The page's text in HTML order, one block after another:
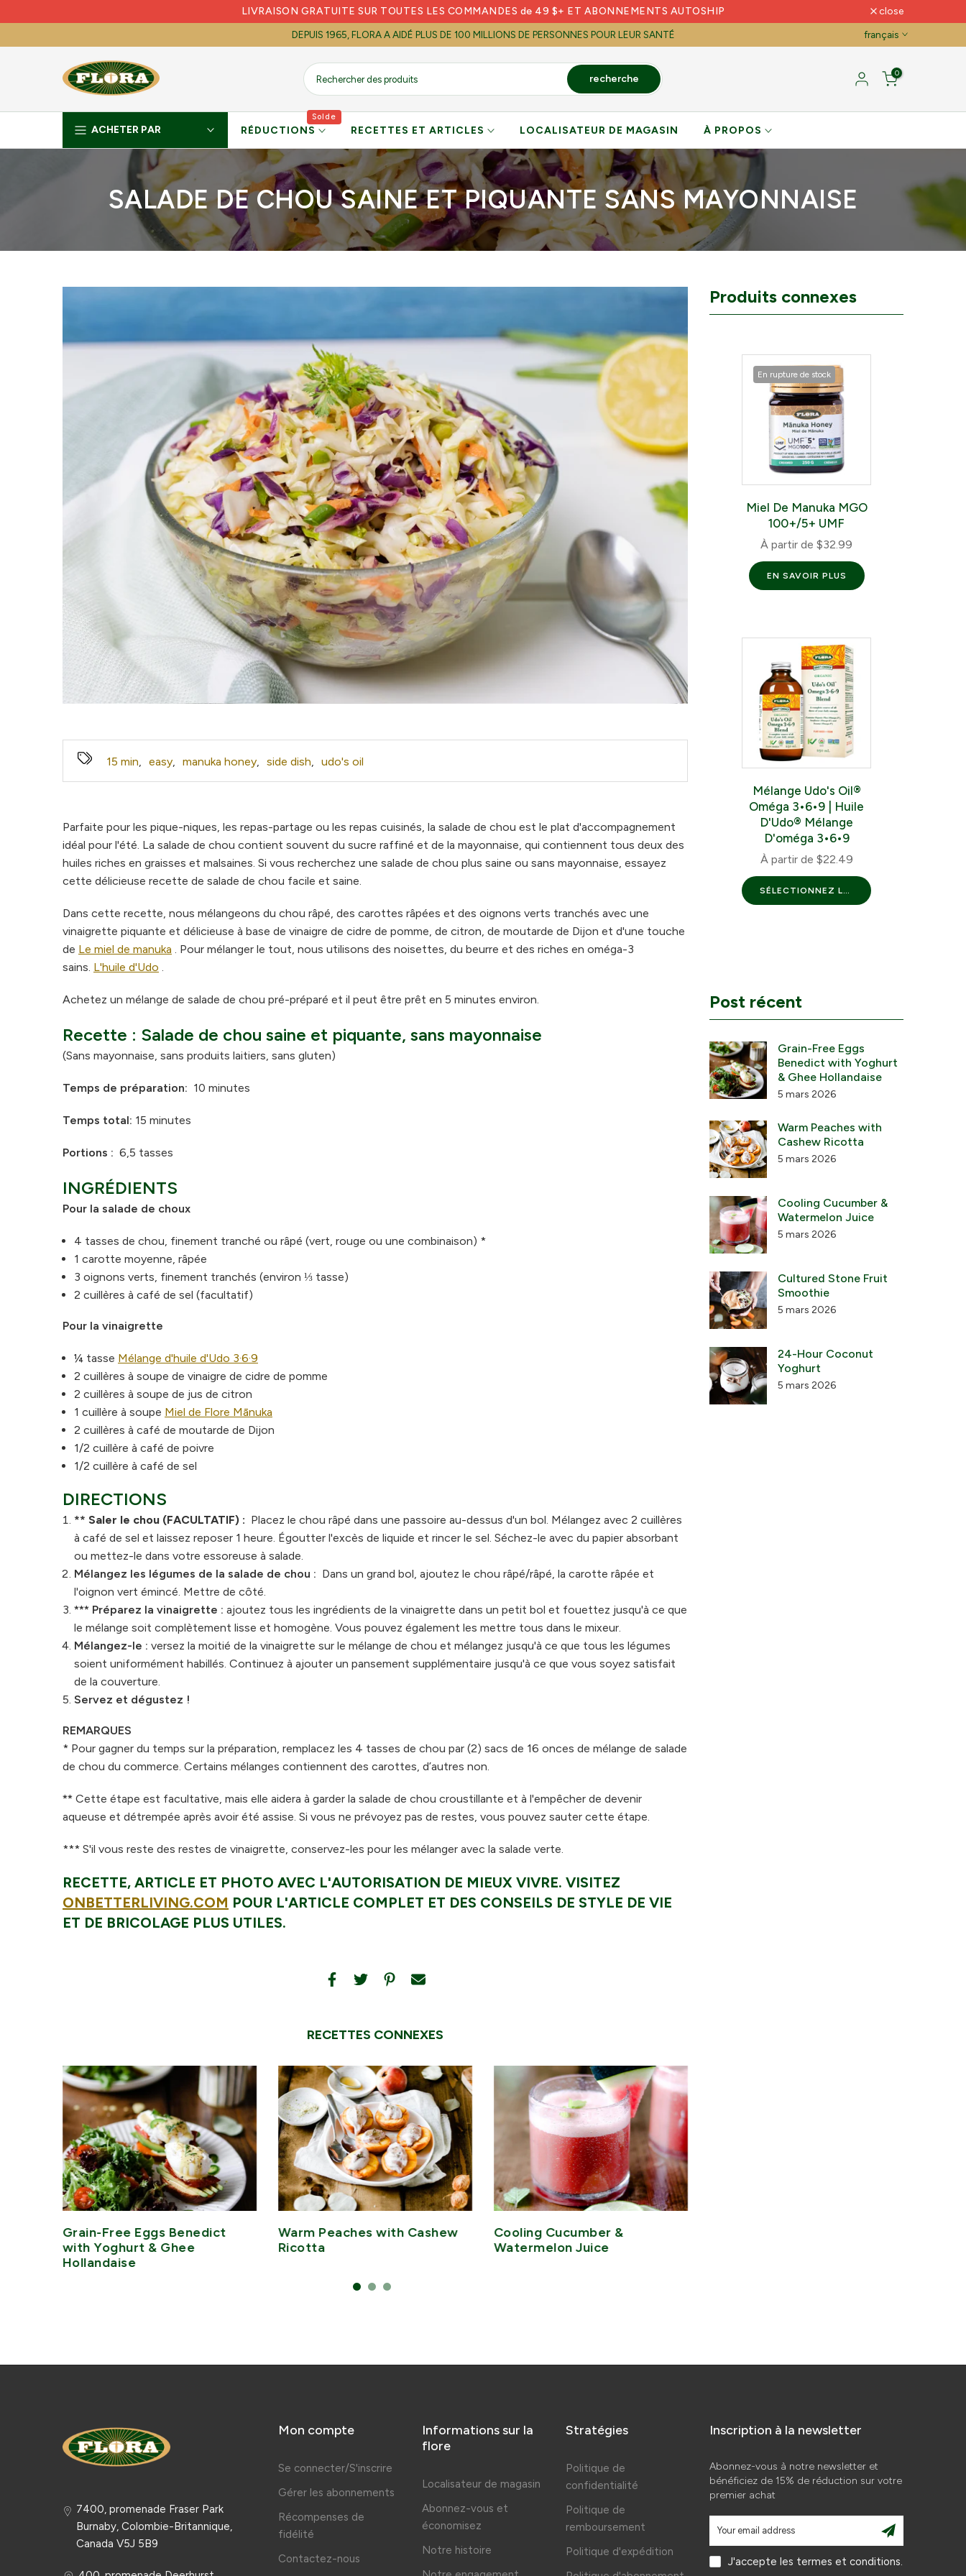
content
LIVRAISON GRATUITE SUR TOUTES LES COMMANDES de 49 $+ ET ABONNEMENTS AUTOSHIP close
DEPUIS 1965, FLORA A AIDÉ PLUS DE 100 MILLIONS DE PERSONNES POUR LEUR SANTÉ français
recherche 0
ACHETER PAR RÉDUCTIONS
Solde
RECETTES ET ARTICLES LOCALISATEUR DE MAGASIN À PROPOS
SALADE DE CHOU SAINE ET PIQUANTE SANS MAYONNAISE
15 min, easy, manuka honey, side dish, udo's oil
Parfaite pour les pique-niques, les repas-partage ou les repas cuisinés, la salade de chou est le plat d'accompagnement
idéal pour l'été. La salade de chou contient souvent du sucre raffiné et de la mayonnaise, qui contiennent tous deux des
huiles riches en graisses et malsaines. Si vous recherchez une salade de chou plus saine ou sans mayonnaise, essayez
cette délicieuse recette de salade de chou facile et saine.
Dans cette recette, nous mélangeons du chou râpé, des carottes râpées et des oignons verts tranchés avec une
vinaigrette piquante et délicieuse à base de vinaigre de cidre de pomme, de citron, de moutarde de Dijon et d'une touche
de Le miel de manuka . Pour mélanger le tout, nous utilisons des noisettes, du beurre et des riches en oméga-3
sains. L'huile d'Udo .
Achetez un mélange de salade de chou pré-préparé et il peut être prêt en 5 minutes environ.
Recette : Salade de chou saine et piquante, sans mayonnaise
(Sans mayonnaise, sans produits laitiers, sans gluten)
Temps de préparation: 10 minutes
Temps total: 15 minutes
Portions : 6,5 tasses
INGRÉDIENTS
Pour la salade de choux
4 tasses de chou, finement tranché ou râpé (vert, rouge ou une combinaison) *
1 carotte moyenne, râpée
3 oignons verts, finement tranchés (environ ⅓ tasse)
2 cuillères à café de sel (facultatif)
Pour la vinaigrette
¼ tasse Mélange d'huile d'Udo 3·6·9
2 cuillères à soupe de vinaigre de cidre de pomme
2 cuillères à soupe de jus de citron
1 cuillère à soupe Miel de Flore Mānuka
2 cuillères à café de moutarde de Dijon
1/2 cuillère à café de poivre
1/2 cuillère à café de sel
DIRECTIONS
** Saler le chou (FACULTATIF) : Placez le chou râpé dans une passoire au-dessus d'un bol. Mélangez avec 2 cuillères
à café de sel et laissez reposer 1 heure. Égoutter l'excès de liquide et rincer le sel. Séchez-le avec du papier absorbant
ou mettez-le dans votre essoreuse à salade.
Mélangez les légumes de la salade de chou : Dans un grand bol, ajoutez le chou râpé/râpé, la carotte râpée et
l'oignon vert émincé. Mettre de côté.
*** Préparez la vinaigrette : ajoutez tous les ingrédients de la vinaigrette dans un petit bol et fouettez jusqu'à ce que
le mélange soit complètement lisse et homogène. Vous pouvez également les mettre tous dans le mixeur.
Mélangez-le : versez la moitié de la vinaigrette sur le mélange de chou et mélangez jusqu'à ce que tous les légumes
soient uniformément habillés. Continuez à ajouter un pansement supplémentaire jusqu'à ce que vous soyez satisfait
de la couverture.
Servez et dégustez !
REMARQUES
* Pour gagner du temps sur la préparation, remplacez les 4 tasses de chou par (2) sacs de 16 onces de mélange de salade
de chou du commerce. Certains mélanges contiennent des carottes, d’autres non.
** Cette étape est facultative, mais elle aidera à garder la salade de chou croustillante et à l'empêcher de devenir
aqueuse et détrempée après avoir été assise. Si vous ne prévoyez pas de restes, vous pouvez sauter cette étape.
*** S'il vous reste des restes de vinaigrette, conservez-les pour les mélanger avec la salade verte.
RECETTE, ARTICLE ET PHOTO AVEC L'AUTORISATION DE MIEUX VIVRE. VISITEZ
ONBETTERLIVING.COM POUR L'ARTICLE COMPLET ET DES CONSEILS DE STYLE DE VIE
ET ​​DE BRICOLAGE PLUS UTILES.
RECETTES CONNEXES
Grain-Free Eggs Benedict
with Yoghurt & Ghee
Hollandaise
Warm Peaches with Cashew
Ricotta
Cooling Cucumber &
Watermelon Juice
Produits connexes
En rupture de stock
Miel De Manuka MGO
100+/5+ UMF
À partir de $32.99
EN SAVOIR PLUS
Mélange Udo's Oil®
Oméga 3•6•9 | Huile
D'Udo® Mélange
D'oméga 3•6•9
À partir de $22.49
SÉLECTIONNEZ LES OPTIONS
Post récent
Grain-Free Eggs
Benedict with Yoghurt
& Ghee Hollandaise
5 mars 2026
Warm Peaches with
Cashew Ricotta
5 mars 2026
Cooling Cucumber &
Watermelon Juice
5 mars 2026
Cultured Stone Fruit
Smoothie
5 mars 2026
24-Hour Coconut
Yoghurt
5 mars 2026
7400, promenade Fraser Park
Burnaby, Colombie-Britannique,
Canada V5J 5B9
Mon compte
Se connecter/S'inscrire
Gérer les abonnements
Récompenses de
fidélité
Contactez-nous
Informations sur la
flore
Localisateur de magasin
Abonnez-vous et
économisez
Notre histoire
Stratégies
Politique de
confidentialité
Politique de
remboursement
Politique d'expédition
Inscription à la newsletter
Abonnez-vous à notre newsletter et
bénéficiez de 15% de réduction sur votre
premier achat
J'accepte les termes et conditions.